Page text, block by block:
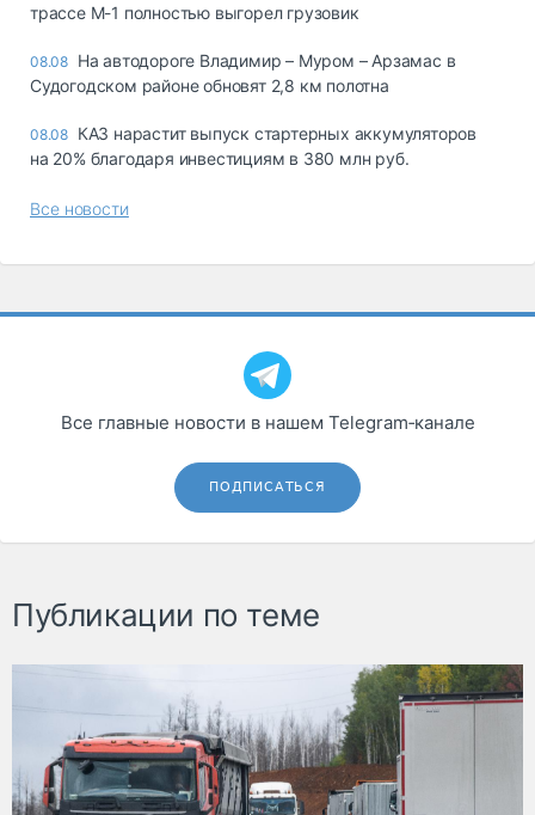
трассе М-1 полностью выгорел грузовик
08.08 На автодороге Владимир – Муром – Арзамас в
Судогодском районе обновят 2,8 км полотна
08.08 КАЗ нарастит выпуск стартерных аккумуляторов
на 20% благодаря инвестициям в 380 млн руб.
Все новости
Все главные новости в нашем Telegram‑канале
ПОДПИСАТЬСЯ
Публикации по теме